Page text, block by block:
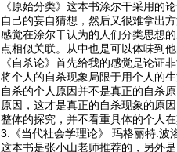
《原始分类》这本书涂尔干采用的
自己的妄自猜想，然后又很难拿出
感觉在涂尔干认为的人们分类思想
点相似关联。从中也是可以体味到
《自杀论》首先给我的感觉是论证
将个人的自杀现象局限于用个人的
自杀的个人原因并不是真正的自杀
原因，这才是真正的自杀现象的原
整体的探究，并不看重具体的个人
3.《当代社会学理论》 玛格丽特.波
这本书是张小山老师推荐的，另外